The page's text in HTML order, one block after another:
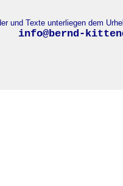
und Texte unterliegen dem
info@bernd-